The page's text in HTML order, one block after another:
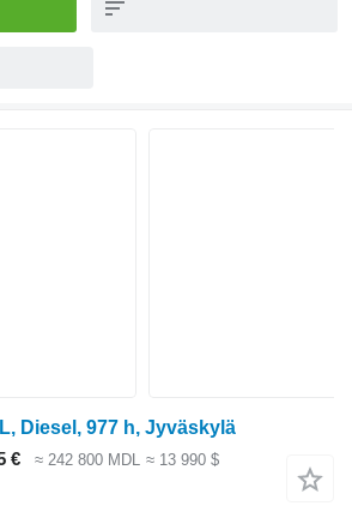
Diesel, 977 h, Jyväskylä
€
≈ 242 800 MDL ≈ 13 990 $